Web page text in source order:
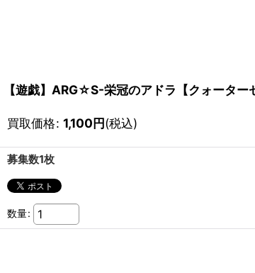
【遊戯】ARG☆S-栄冠のアドラ【クォータ
買取価格: 1,100円(税込)
募集数1枚
数量: